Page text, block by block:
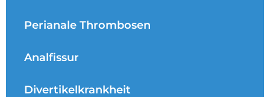
Perianale Thrombosen
Analfissur
Divertikelkrankheit